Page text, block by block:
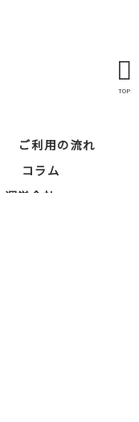
TOP
ご利用の流れ
コラム
運営会社